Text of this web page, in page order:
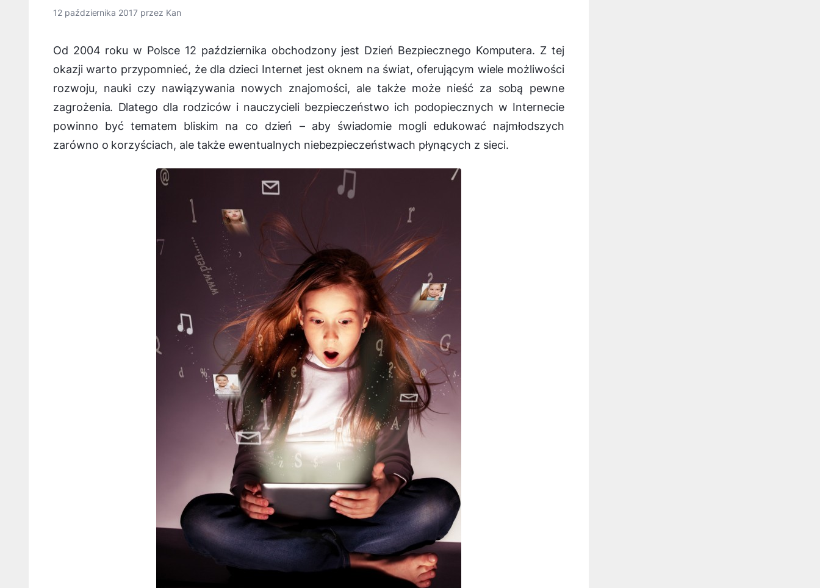
12 października 2017 przez Kan
Od 2004 roku w Polsce 12 października obchodzony jest Dzień Bezpiecznego Komputera. Z tej
okazji warto przypomnieć, że dla dzieci Internet jest oknem na świat, oferującym wiele możliwości
rozwoju, nauki czy nawiązywania nowych znajomości, ale także może nieść za sobą pewne
zagrożenia. Dlatego dla rodziców i nauczycieli bezpieczeństwo ich podopiecznych w Internecie
powinno być tematem bliskim na co dzień – aby świadomie mogli edukować najmłodszych
zarówno o korzyściach, ale także ewentualnych niebezpieczeństwach płynących z sieci.